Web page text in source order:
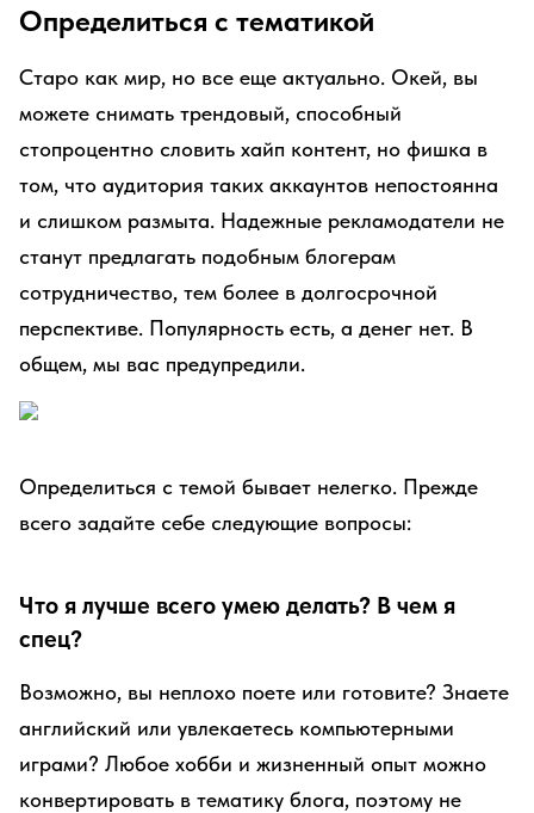
Определиться с тематикой
Старо как мир, но все еще актуально. Окей, вы
можете снимать трендовый, способный
стопроцентно словить хайп контент, но фишка в
том, что аудитория таких аккаунтов непостоянна
и слишком размыта. Надежные рекламодатели не
станут предлагать подобным блогерам
сотрудничество, тем более в долгосрочной
перспективе. Популярность есть, а денег нет. В
общем, мы вас предупредили.
Определиться с темой бывает нелегко. Прежде
всего задайте себе следующие вопросы:
Что я лучше всего умею делать? В чем я
спец?
Возможно, вы неплохо поете или готовите? Знаете
английский или увлекаетесь компьютерными
играми? Любое хобби и жизненный опыт можно
конвертировать в тематику блога, поэтому не